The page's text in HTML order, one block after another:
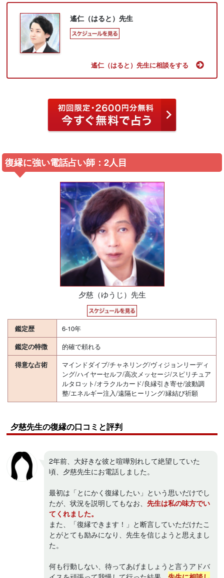
遙仁（はると）先生
遙仁（はると）先生に相談をする
復縁に強い電話占い師：2人目
夕慈（ゆうじ）先生
鑑定歴
6-10年
鑑定の特徴
的確で頼れる
得意な占術
マインドダイブ/チャネリング/ヴィジョンリーディ
ング/ハイヤーセルフ/高次メッセージ/スピリチュア
ルタロット/オラクルカード/良縁引き寄せ/波動調
整/エネルギー注入/遠隔ヒーリング/縁結び祈願
夕慈先生の復縁の口コミと評判
2年前、大好きな彼と喧嘩別れして絶望していた
頃、夕慈先生にお電話しました。
最初は「とにかく復縁したい」という思いだけでし
たが、状況を説明してもなお、先生は私の味方でい
てくれました。
また、「復縁できます！」と断言していただけたこ
とがとても励みになり、先生を信じようと思えまし
た。
何も行動しない、待ってあげましょうと言うアドバ